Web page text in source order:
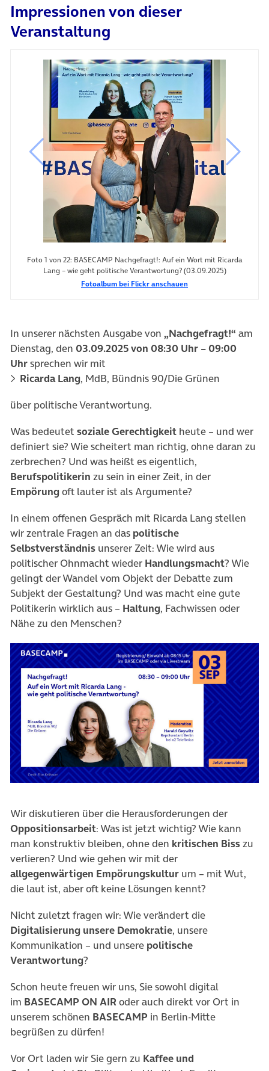
Impressionen von dieser
Veranstaltung
Foto 1 von 22: BASECAMP Nachgefragt!: Auf ein Wort mit Ricarda
Lang – wie geht politische Verantwortung? (03.09.2025)
vorheriges Bild
Fotoalbum bei Flickr anschauen
In unserer nächsten Ausgabe von „Nachgefragt!“ am
Dienstag, den 03.09.2025 von 08:30 Uhr – 09:00
Uhrsprechen wir mit
Ricarda Lang, MdB, Bündnis 90/Die Grünen
über politische Verantwortung.
Was bedeutet soziale Gerechtigkeit heute – und wer
definiert sie? Wie scheitert man richtig, ohne daran zu
zerbrechen? Und was heißt es eigentlich,
Berufspolitikerin zu sein in einer Zeit, in der
Empörung oft lauter ist als Argumente?
In einem offenen Gespräch mit Ricarda Lang stellen
wir zentrale Fragen an das politische
Selbstverständnis unserer Zeit: Wie wird aus
politischer Ohnmacht wieder Handlungsmacht? Wie
gelingt der Wandel vom Objekt der Debatte zum
Subjekt der Gestaltung? Und was macht eine gute
Politikerin wirklich aus – Haltung, Fachwissen oder
Nähe zu den Menschen?
Wir diskutieren über die Herausforderungen der
Oppositionsarbeit: Was ist jetzt wichtig? Wie kann
man konstruktiv bleiben, ohne den kritischen Bisszu
verlieren? Und wie gehen wir mit der
allgegenwärtigen Empörungskultur um – mit Wut,
die laut ist, aber oft keine Lösungen kennt?
Nicht zuletzt fragen wir: Wie verändert die
Digitalisierung unsere Demokratie, unsere
Kommunikation – und unsere politische
Verantwortung?
Schon heute freuen wir uns, Sie sowohl digital
im BASECAMP ON AIR oder auch direkt vor Ort in
unserem schönen BASECAMP in Berlin-Mitte
begrüßen zu dürfen!
Vor Ort laden wir Sie gern zu Kaffee und